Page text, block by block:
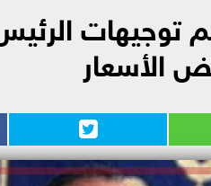
توجيهات
الأسعار